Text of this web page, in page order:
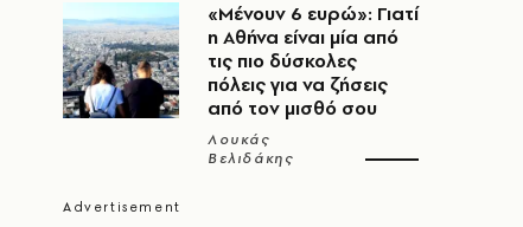
«Μένουν 6 ευρώ»: Γιατί
η Αθήνα είναι μία από
τις πιο δύσκολες
πόλεις για να ζήσεις
από τον μισθό σου
Λουκάς
Βελιδάκης